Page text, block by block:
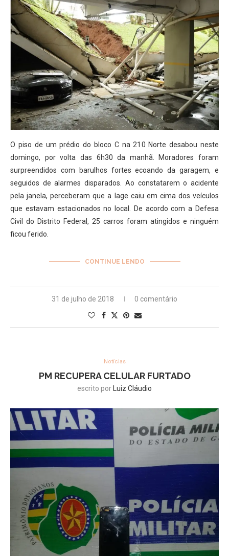
O piso de um prédio do bloco C na 210 Norte desabou neste
domingo, por volta das 6h30 da manhã. Moradores foram
surpreendidos com barulhos fortes ecoando da garagem, e
seguidos de alarmes disparados. Ao constatarem o acidente
pela janela, perceberam que a lage caiu em cima dos veículos
que estavam estacionados no local. De acordo com a Defesa
Civil do Distrito Federal, 25 carros foram atingidos e ninguém
ficou ferido.
CONTINUE LENDO
31 de julho de 2018 0 comentário
Notícias
PM RECUPERA CELULAR FURTADO
escrito por Luiz Cláudio